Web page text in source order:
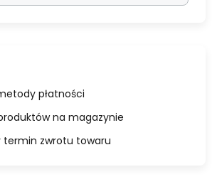
płatności
na magazynie
termin zwrotu towaru